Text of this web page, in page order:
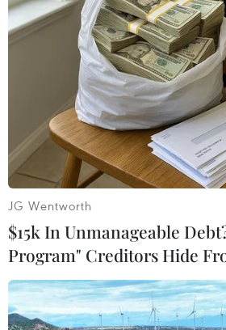
Bờ Tây
Các dự án giao thông của
Bờ Tây về mặt địa lý
EU trừng phạt cá nhân, tổ
các khu định cư Bờ Tây
Việt Nam kêu gọi giảm leo
tại khu vực Trung Đông
Israel thúc đẩy phê duyệt 34
JG Wentworth
$15k In Unmanageable
Program" Creditors Hide